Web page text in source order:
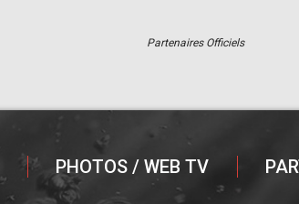
Partenaires Officiels
PHOTOS / WEB TV